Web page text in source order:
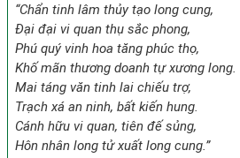
“Chẩn tinh lâm thủy tạo long cung,
Đại đại vi quan thụ sắc phong,
Phú quý vinh hoa tăng phúc thọ,
Khố mãn thương doanh tự xương long.
Mai táng văn tinh lai chiếu trợ,
Trạch xá an ninh, bất kiến hung.
Cánh hữu vi quan, tiên đế sủng,
Hôn nhân long tử xuất long cung.”